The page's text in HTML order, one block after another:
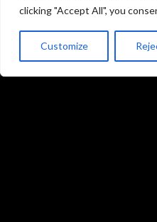
clicking "Accept All", you
Customize